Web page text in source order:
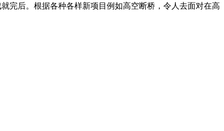
完后。根据各种各样新项目例如高空断桥，令人去面对在高